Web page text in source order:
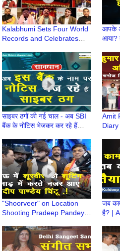
Kalabhumi Sets Four World
Records and Celebrates
India'
आपके
आया?
साइबर ठगों की नई चाल - अब SBI
बैंक के नोटिस भेजकर कर रहे हैं
Awareness
Amit
"Shoorveer" on Location
Shooting Pradeep Pandey
Shivram Rakesh Deva
Pandey
जब
है? |